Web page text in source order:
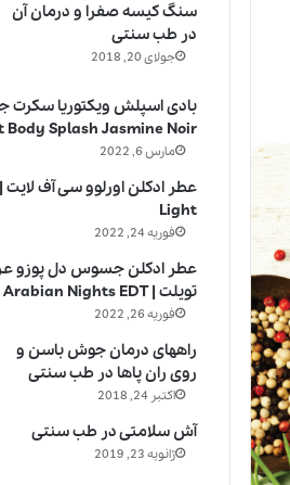
سنگ کیسه صفرا و درمان آن
در طب سنتی
جولای 20, 2018
بادی اسپلش ویکتوریا سکرت
Body Splash Jasmine Noir
مارس 6, 2022
Light
فوریه 24, 2022
عطر ادکلن جسوس دل پوزو
تویلت | Jesus Del Pozo Arabian Nights EDT
فوریه 26, 2022
راههای درمان جوش باسن و
روی ران پاها در طب سنتی
اکتبر 24, 2018
آش سلامتی در طب سنتی
ژانویه 23, 2019